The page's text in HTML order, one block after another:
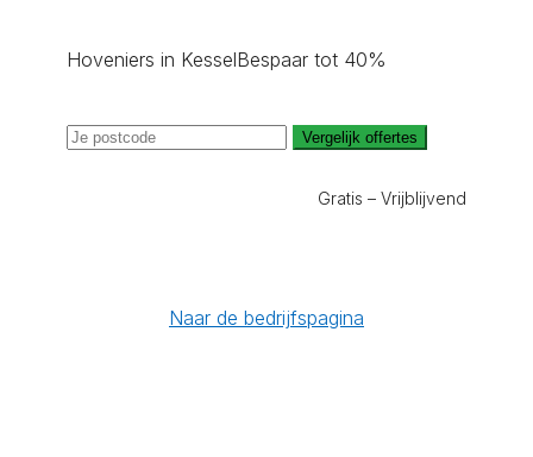
Hoveniers in KesselBespaar tot 40%
Vergelijk offertes
Gratis – Vrijblijvend
Naar de bedrijfspagina